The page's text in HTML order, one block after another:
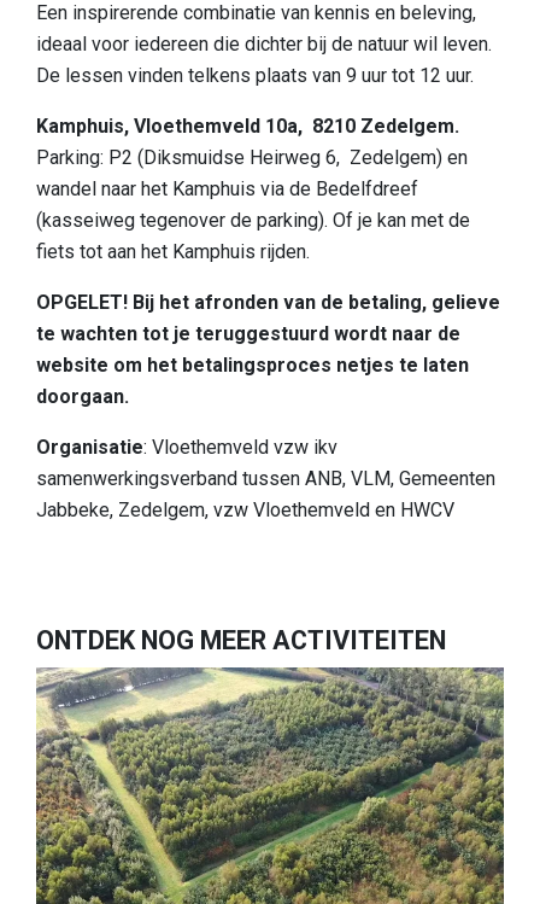
Ons gebied
Wetenschappelijk onderzoek
Een inspirerende combinatie van kennis en beleving,
ideaal voor iedereen die dichter bij de natuur wil leven.
De lessen vinden telkens plaats van 9 uur tot 12 uur.
Kamphuis, Vloethemveld 10a, 8210 Zedelgem.
Parking: P2 (Diksmuidse Heirweg 6, Zedelgem) en
wandel naar het Kamphuis via de Bedelfdreef
(kasseiweg tegenover de parking). Of je kan met de
fiets tot aan het Kamphuis rijden.
OPGELET! Bij het afronden van de betaling, gelieve
te wachten tot je teruggestuurd wordt naar de
website om het betalingsproces netjes te laten
doorgaan.
Organisatie: Vloethemveld vzw ikv
samenwerkingsverband tussen ANB, VLM, Gemeenten
Jabbeke, Zedelgem, vzw Vloethemveld en HWCV
ONTDEK NOG MEER ACTIVITEITEN